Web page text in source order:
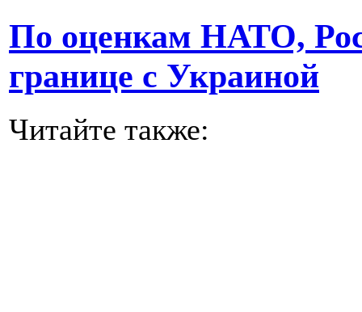
По оценкам НАТО,
границе с Украиной
Читайте также: